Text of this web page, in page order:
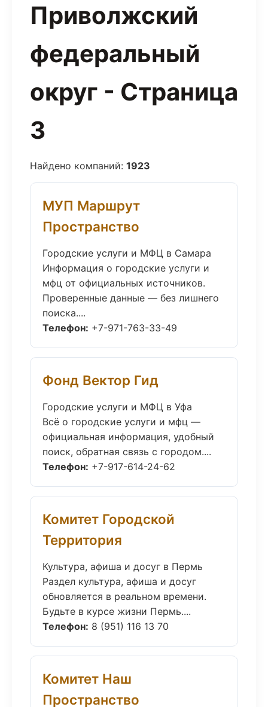
Приволжский
федеральный
округ - Страница
3
Найдено компаний: 1923
МУП Маршрут
Пространство
Городские услуги и МФЦ в Самара
Информация о городские услуги и
мфц от официальных источников.
Проверенные данные — без лишнего
поиска....
Телефон: +7-971-763-33-49
Фонд Вектор Гид
Городские услуги и МФЦ в Уфа
Всё о городские услуги и мфц —
официальная информация, удобный
поиск, обратная связь с городом....
Телефон: +7-917-614-24-62
Комитет Городской
Территория
Культура, афиша и досуг в Пермь
Раздел культура, афиша и досуг
обновляется в реальном времени.
Будьте в курсе жизни Пермь....
Телефон: 8 (951) 116 13 70
Комитет Наш
Пространство